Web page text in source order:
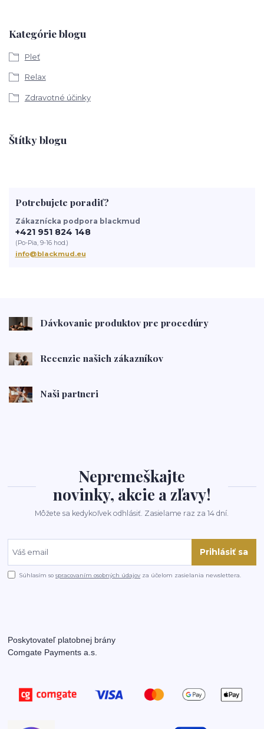
Kategórie blogu
Pleť
Relax
Zdravotné účinky
Štítky blogu
Potrebujete poradiť?
Zákaznícka podpora blackmud
+421 951 824 148
(Po-Pia, 9-16 hod.)
info@blackmud.eu
Dávkovanie produktov pre procedúry
Recenzie našich zákazníkov
Naši partneri
Nepremeškajte
novinky, akcie a zľavy!
Môžete sa kedykoľvek odhlásiť. Zasielame raz za 14 dní.
Prihlásiť sa
Súhlasím sospracovaním osobných údajov za účelom zasielania newslettera.
Poskytovateľ platobnej brány
Comgate Payments a.s.